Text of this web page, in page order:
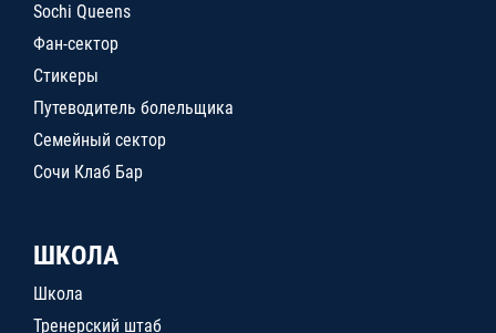
Sochi Queens
Фан-сектор
Стикеры
Путеводитель болельщика
Семейный сектор
Сочи Клаб Бар
ШКОЛА
Школа
Тренерский штаб